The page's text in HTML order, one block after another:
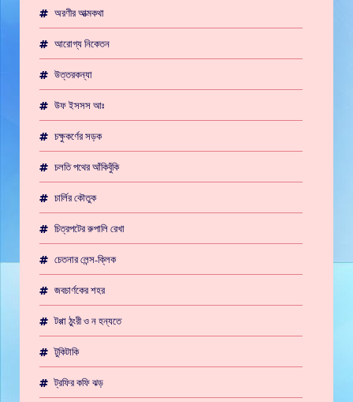
অরণীর আত্মকথা
আরোগ্য নিকেতন
উত্তরকন্যা
উফ ইসসস আঃ
চক্ষুকর্ণের সড়ক
চলতি পথের আঁকিবুঁকি
চার্লির কৌতুক
চিত্রপটের রুপালি রেখা
চেতনার লেন্স-ক্লিক
জবচার্ণকের শহর
টপ্পা ঠুংরী ও ন হন্যতে
টুকিটাকি
ট্রফির কফি ঝড়